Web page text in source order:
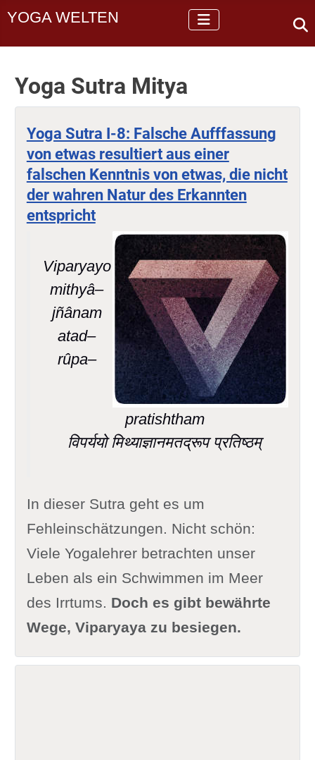
YOGA WELTEN
Yoga Sutra Mitya
Yoga Sutra I-8: Falsche Aufffassung
von etwas resultiert aus einer
falschen Kenntnis von etwas, die nicht
der wahren Natur des Erkannten
entspricht
Viparyayo
mithyâ–
jñânam
atad–
rûpa–
pratishtham
विपर्ययो मिथ्याज्ञानमतद्रूप प्रतिष्ठम्
In dieser Sutra geht es um
Fehleinschätzungen. Nicht schön:
Viele Yogalehrer betrachten unser
Leben als ein Schwimmen im Meer
des Irrtums. Doch es gibt bewährte
Wege, Viparyaya zu besiegen.